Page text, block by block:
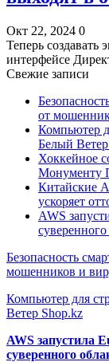
Окт 22, 2024 0
Теперь создавать
интерфейсе
Свежие записи
от
Компьютер
Белый
Хоккейное
Монументу
Китайские
ускоряет
AWS
Безопасность
мошенников и
Компьютер для
Ветер Shop.kz
AWS запустила
суверенного